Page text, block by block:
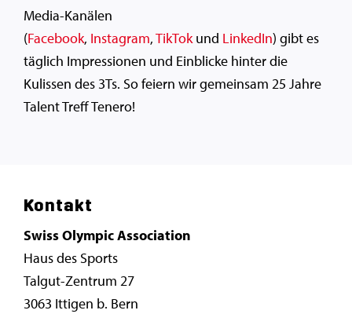
Media-Kanälen
(Facebook, Instagram,TikTokund LinkedIn) gibt es
täglich Impressionen und Einblicke hinter die
Kulissen des 3Ts. So feiern wir gemeinsam 25 Jahre
Talent Treff Tenero!
Kontakt
Swiss Olympic Association
Haus des Sports
Talgut-Zentrum 27
3063 Ittigen b. Bern